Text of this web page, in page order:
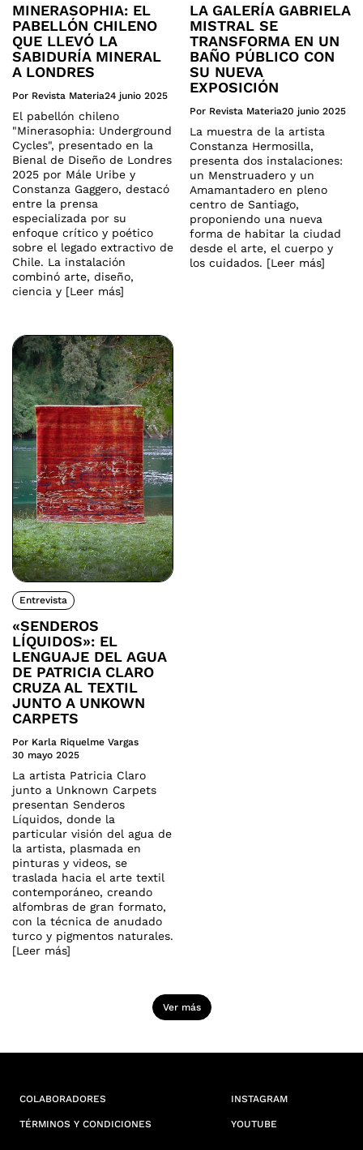
MINERASOPHIA: EL
PABELLÓN CHILENO
QUE LLEVÓ LA
SABIDURÍA MINERAL
A LONDRES
Por Revista Materia24 junio 2025
El pabellón chileno
"Minerasophia: Underground
Cycles", presentado en la
Bienal de Diseño de Londres
2025 por Mále Uribe y
Constanza Gaggero, destacó
entre la prensa
especializada por su
enfoque crítico y poético
sobre el legado extractivo de
Chile. La instalación
combinó arte, diseño,
ciencia y [Leer más]
LA GALERÍA GABRIELA
MISTRAL SE
TRANSFORMA EN UN
BAÑO PÚBLICO CON
SU NUEVA
EXPOSICIÓN
Por Revista Materia20 junio 2025
La muestra de la artista
Constanza Hermosilla,
presenta dos instalaciones:
un Menstruadero y un
Amamantadero en pleno
centro de Santiago,
proponiendo una nueva
forma de habitar la ciudad
desde el arte, el cuerpo y
los cuidados. [Leer más]
Entrevista
«SENDEROS
LÍQUIDOS»: EL
LENGUAJE DEL AGUA
DE PATRICIA CLARO
CRUZA AL TEXTIL
JUNTO A UNKOWN
CARPETS
Por Karla Riquelme Vargas
30 mayo 2025
La artista Patricia Claro
junto a Unknown Carpets
presentan Senderos
Líquidos, donde la
particular visión del agua de
la artista, plasmada en
pinturas y videos, se
traslada hacia el arte textil
contemporáneo, creando
alfombras de gran formato,
con la técnica de anudado
turco y pigmentos naturales.
[Leer más]
Ver más
COLABORADORES
TÉRMINOS Y CONDICIONES
INSTAGRAM
YOUTUBE